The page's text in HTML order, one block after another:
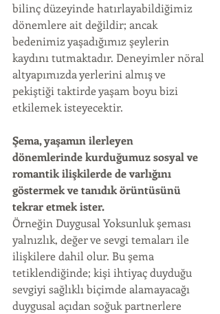
bilinç düzeyinde hatırlayabildiğimiz
dönemlere ait değildir; ancak
bedenimiz yaşadığımız şeylerin
kaydını tutmaktadır. Deneyimler nöral
altyapımızda yerlerini almış ve
pekiştiği taktirde yaşam boyu bizi
etkilemek isteyecektir.
Şema, yaşamın ilerleyen
dönemlerinde kurduğumuz sosyal ve
romantik ilişkilerde de varlığını
göstermek ve tanıdık örüntüsünü
tekrar etmek ister.
Örneğin Duygusal Yoksunluk şeması
yalnızlık, değer ve sevgi temaları ile
ilişkilere dahil olur. Bu şema
tetiklendiğinde; kişi ihtiyaç duyduğu
sevgiyi sağlıklı biçimde alamayacağı
duygusal açıdan soğuk partnerlere